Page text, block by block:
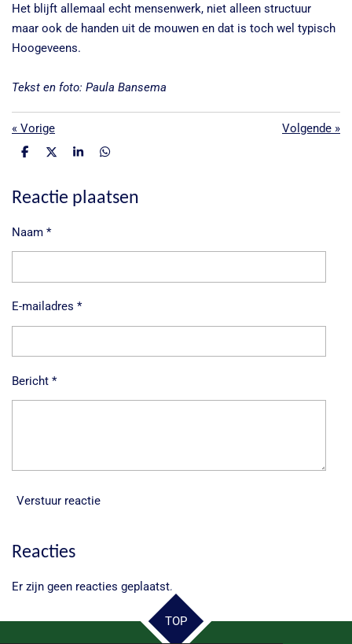
Het blijft allemaal echt mensenwerk, niet alleen structuur
maar ook de handen uit de mouwen en dat is toch wel typisch
Hoogeveens.
Tekst en foto: Paula Bansema
« Vorige Volgende »
D
e
n
D
l
S
r
e
D
e
n
Reactie plaatsen
Naam *
E-mailadres *
Bericht *
Verstuur reactie
Reacties
Er zijn geen reacties geplaatst.
TOP